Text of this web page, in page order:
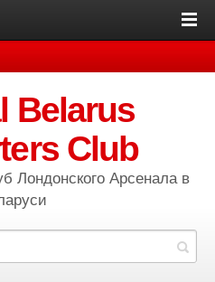
Belarus
Club
Арсенала в